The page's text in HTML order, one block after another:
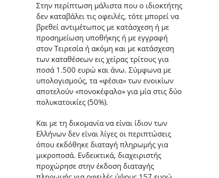
Στην περίπτωση μάλιστα που ο ιδιοκτήτης
δεν καταβάλει τις οφειλές, τότε μπορεί να
βρεθεί αντιμέτωπος με κατάσχεση ή με
προσημείωση υποθήκης ή με εγγραφή
στον Τειρεσία ή ακόμη και με κατάσχεση
των καταθέσεων εις χείρας τρίτους για
ποσά 1.500 ευρώ και άνω. Σύμφωνα με
υπολογισμούς, τα «φέσια» των ενοικίων
αποτελούν «πονοκέφαλο» για μία στις δύο
πολυκατοικίες (50%).
Και με τη δικομανία να είναι ίδιον των
Ελλήνων δεν είναι λίγες οι περιπτώσεις
όπου εκδόθηκε διαταγή πληρωμής για
μικροποσά. Ενδεικτικά, διαχειριστής
προχώρησε στην έκδοση διαταγής